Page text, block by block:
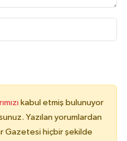
kabul etmiş bulunuyor
Yazılan yorumlardan
Gazetesi hiçbir şekilde